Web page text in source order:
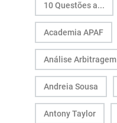
10 Questões a...
Academia APAF
Análise Arbitragem
Andreia Sousa
Antony Taylor